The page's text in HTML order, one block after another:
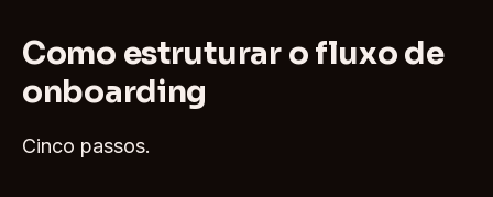
Como estruturar o fluxo de
onboarding
Cinco passos.